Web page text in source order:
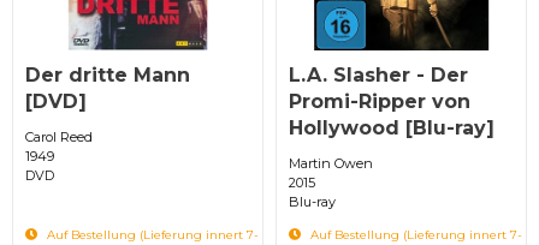
Der dritte Mann
[DVD]
Carol Reed
1949
DVD
Auf Bestellung (Lieferung innert 7-
L.A. Slasher - Der
Promi-Ripper von
Hollywood [Blu-ray]
Martin Owen
2015
Blu-ray
Auf Bestellung (Lieferung innert 7-